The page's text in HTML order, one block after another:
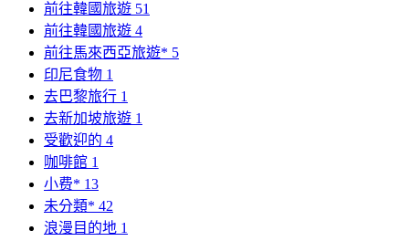
前往韓國旅遊 51
前往韓國旅遊 4
前往馬來西亞旅遊* 5
印尼食物 1
去巴黎旅行 1
去新加坡旅遊 1
受歡迎的 4
咖啡館 1
小费* 13
未分類* 42
浪漫目的地 1